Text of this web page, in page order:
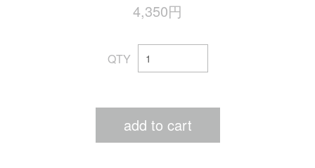
4,350円
QTY
add to cart